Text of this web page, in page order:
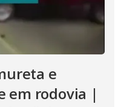
e
em rodovia |